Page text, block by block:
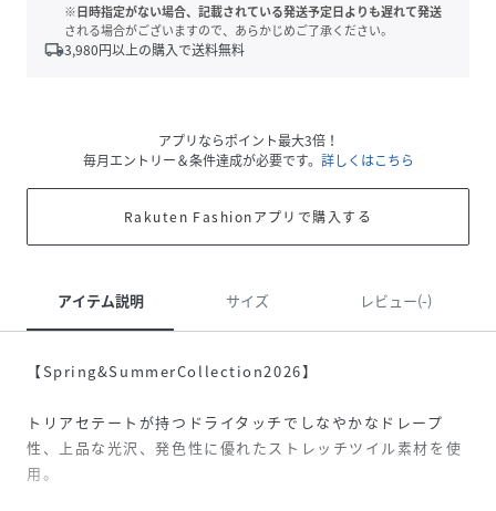
※日時指定がない場合、記載されている発送予定日よりも遅れて発送
される場合がございますので、あらかじめご了承ください。
local_shipping3,980円以上の購入で送料無料
アプリならポイント最大3倍！
毎月エントリー＆条件達成が必要です。 詳しくはこちら
Rakuten Fashionアプリで購入する
アイテム説明 サイズ レビュー(-)
【Spring&SummerCollection2026】
トリアセテートが持つドライタッチでしなやかなドレープ
性、上品な光沢、発色性に優れたストレッチツイル素材を使
用。